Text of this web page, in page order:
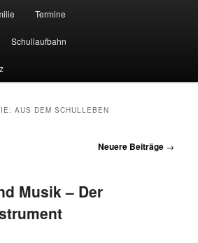
Termine
Schullaufbahn
AUS DEM SCHULLEBEN
Neuere Beiträge →
Musik – Der